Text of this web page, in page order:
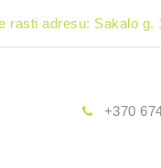
rasti adresu: Sakalo g.
+370